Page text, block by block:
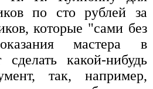
по сто рублей за
которые "сами без
мастера в
сделать какой-нибудь
так, например,